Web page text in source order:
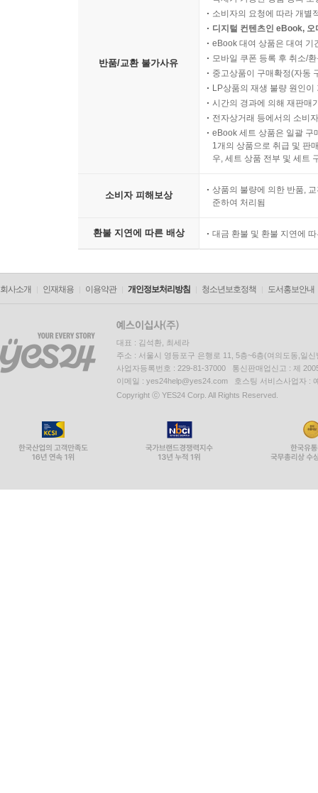
반품/교환 불가사유
소비자의 요청에 따라 개별
디지털 컨텐츠인 eBook,
eBook 대여 상품은 대여 기
모바일 쿠폰 등록 후 취소/
중고상품이 구매확정(자동
LP상품의 재생 불량 원인
시간의 경과에 의해 재판매
전자상거래 등에서의 소비
eBook 세트 상품은 일괄 구
1개의 상품으로 취급 및 판
우, 세트 상품 전부 및 세트
소비자 피해보상
상품의 불량에 의한 반품,
준하여 처리됨
환불 지연에 따른 배상 대금 환불 및 환불 지연에
회사소개 인재채용 이용약관 개인정보처리방침 청소년보호정책 도서홍보안내
대표 : 김석환, 최세라
주소 : 서울시 영등포구 은행로 11, 5층~6층(여의도동,일신
사업자등록번호 : 229-81-37000 통신판매업신고 : 제
이메일 : yes24help@yes24.com 호스팅 서비스사업자 :
Copyright ⓒ YES24 Corp. All Rights Reserved.